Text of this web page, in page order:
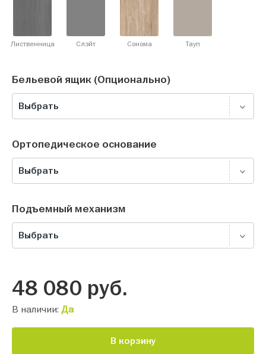
Лиственница Слэйт Сонома Тауп
Бельевой ящик (Опционально)
Выбрать
Ортопедическое основание
Выбрать
Подъемный механизм
Выбрать
48 080 руб.
В наличии: Да
В корзину